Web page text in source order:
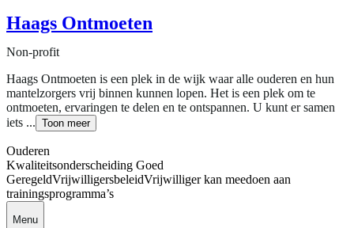
Haags Ontmoeten
Non-profit
Haags Ontmoeten is een plek in de wijk waar alle ouderen en hun
mantelzorgers vrij binnen kunnen lopen. Het is een plek om te
ontmoeten, ervaringen te delen en te ontspannen. U kunt er samen
iets ... Toon meer
Ouderen
Kwaliteitsonderscheiding Goed
GeregeldVrijwilligersbeleidVrijwilliger kan meedoen aan
trainingsprogramma’s
Menu